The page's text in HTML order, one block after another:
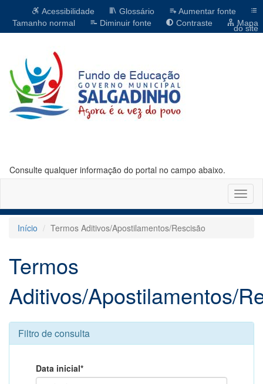
Acessibilidade Glossário
Aumentar fonte
Tamanho normal
Diminuir fonte Contraste Mapa
do site
Consulte qualquer informação do portal no campo abaixo.
Início
Termos Aditivos/Apostilamentos/Rescisão
Termos
Aditivos/Apostilamentos/
Filtro de consulta
Data inicial*